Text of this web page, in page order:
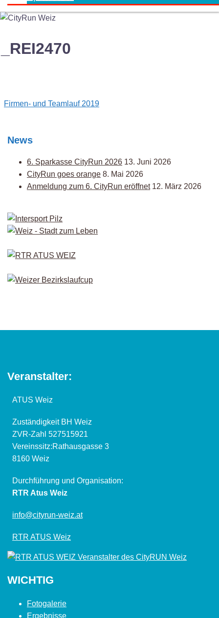
_REI2470
Post
Firmen- und Teamlauf 2019
News
6. Sparkasse CityRun 2026 13. Juni 2026
CityRun goes orange 8. Mai 2026
Anmeldung zum 6. CityRun eröffnet 12. März 2026
Veranstalter:
ATUS Weiz
Zuständigkeit BH Weiz
ZVR-Zahl 527515921
Vereinssitz:Rathausgasse 3
8160 Weiz
Durchführung und Organisation:
RTR Atus Weiz
info@cityrun-weiz.at
RTR ATUS Weiz
WICHTIG
Fotogalerie
Ergebnisse